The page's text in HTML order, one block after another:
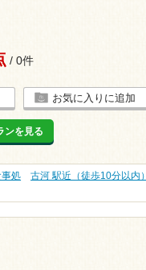
/ 0件
お気に入りに追加
ンを見る
処 古河 駅近（徒歩10分以内）